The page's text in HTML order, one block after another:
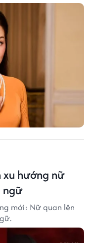
xu hướng nữ
ngữ
mới: Nữ quan lên